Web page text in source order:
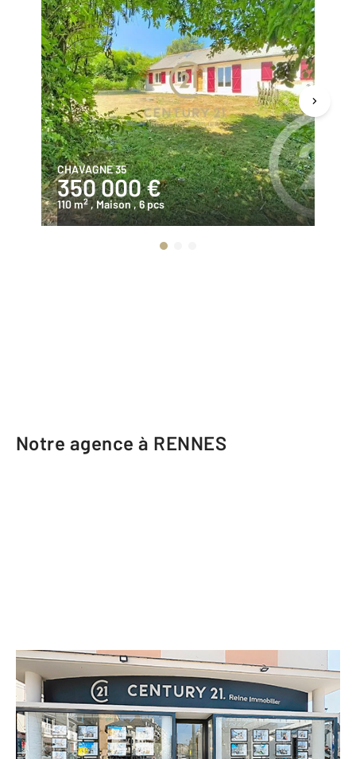
CHAVAGNE 35
350 000 €
110 m2 , Maison, 6 pcs
Notre agence à RENNES
CENTURY 21 Reine Immobilier
98 Allée Saint Hélier
RENNES - 35000